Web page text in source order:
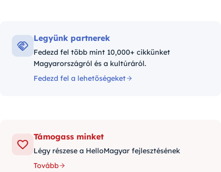
Legyünk partnerek
Fedezd fel több mint 10,000+ cikkünket
Magyarországról és a kultúráról.
Fedezd fel a lehetőségeket
Támogass minket
Légy részese a HelloMagyar fejlesztésének
Tovább